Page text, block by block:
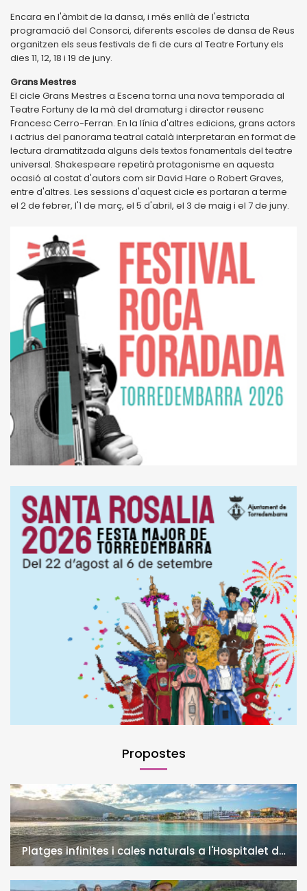
Encara en l'àmbit de la dansa, i més enllà de l'estricta
programació del Consorci, diferents escoles de dansa de Reus
organitzen els seus festivals de fi de curs al Teatre Fortuny els
dies 11, 12, 18 i 19 de juny.
Grans Mestres
El cicle Grans Mestres a Escena torna una nova temporada al
Teatre Fortuny de la mà del dramaturg i director reusenc
Francesc Cerro-Ferran. En la línia d'altres edicions, grans actors
i actrius del panorama teatral català interpretaran en format de
lectura dramatitzada alguns dels textos fonamentals del teatre
universal. Shakespeare repetirà protagonisme en aquesta
ocasió al costat d'autors com sir David Hare o Robert Graves,
entre d'altres. Les sessions d'aquest cicle es portaran a terme
el 2 de febrer, l'1 de març, el 5 d'abril, el 3 de maig i el 7 de juny.
Propostes
Platges infinites i cales naturals a l'Hospitalet de
l'Infant i la Vall de Llors